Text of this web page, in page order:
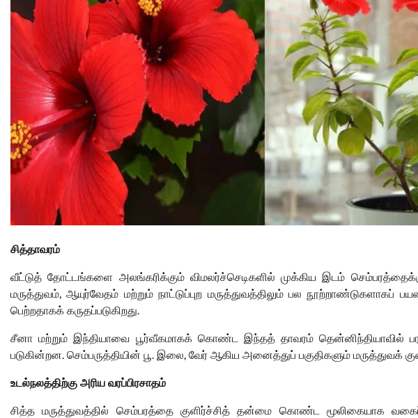
சித்தாவரம்
வீட்டுத் தோட்டங்களை அலங்கரிக்கும் விமலர்ச்செடிகளில் முக்கிய இடம்
மருத்துவம், ஆயுர்வேதம் மற்றும் நாட்டுப்புற மருத்துவத்திலும் பல நூற்றாண்டுகளாகப்
பெற்றதாகக் கருதப்படுகிறது.
சீனா மற்றும் இந்தியாவை பூர்வீகமாகக் கொண்ட இந்தத் தாவரம் தென்னிந்தியாவில்
படுகின்றன. செம்பருத்தியின் பூ. இலை, வேர் ஆகிய அனைத்துப் பகுதிகளும்
உடல்நலத்திற்கு அரிய வரப்பிரசாதம்
சித்த மருத்துவத்தில் செம்பரத்தை குளிர்ச்சித் தன்மை கொண்ட மூலிகையாக